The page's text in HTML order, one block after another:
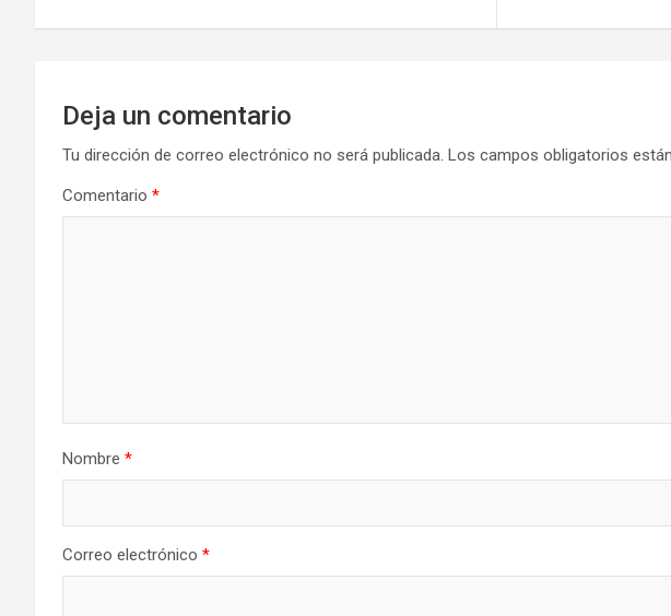
entradas
Deja un comentario
Tu dirección de correo electrónico no será publicada. Los campos obligatorios
Comentario *
Nombre *
Correo electrónico *